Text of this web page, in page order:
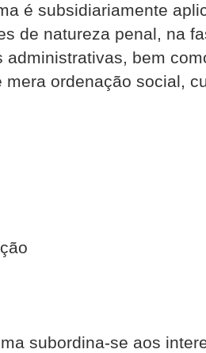
é subsidiariamente
de natureza penal, na
administrativas, bem
ordenação social,
subordina-se aos